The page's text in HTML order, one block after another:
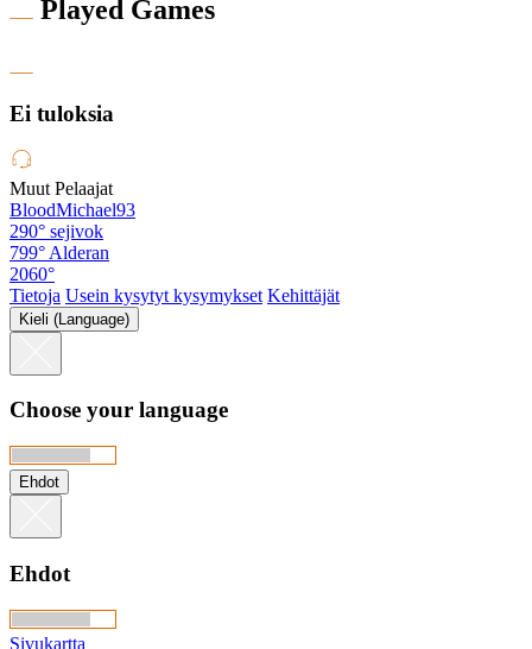
Played Games
Ei tuloksia
Muut Pelaajat
BloodMichael93
290° sejivok
799° Alderan
2060°
Tietoja Usein kysytyt kysymykset Kehittäjät
Kieli (Language)
Choose your language
Ehdot
Ehdot
Sivukartta